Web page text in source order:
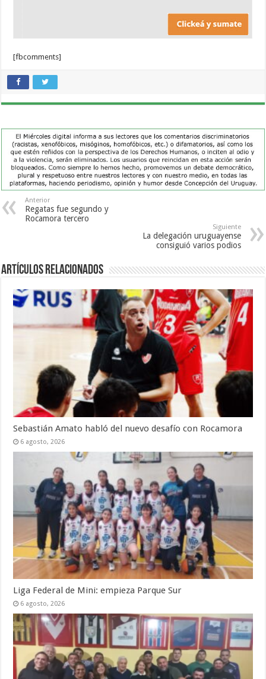
[fbcomments]
Anterior
Regatas fue segundo y
Rocamora tercero
Siguiente
La delegación uruguayense
consiguió varios podios
Artículos Relacionados
Sebastián Amato habló del nuevo desafío con Rocamora
6 agosto, 2026
Liga Federal de Mini: empieza Parque Sur
6 agosto, 2026